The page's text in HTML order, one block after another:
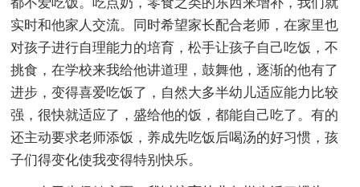
实时和他家人交流。同时希望家长配合老师，在家里也
对孩子进行自理能力的培育，松手让孩子自己吃饭，不
挑食，在学校来我给他讲道理，鼓舞他，逐渐的他有了
进步，变得喜爱吃饭了，自然大多半幼儿适应能力比较
强，很快就适应了，盛给他的饭，都能自己吃了。有的
还主动要求老师添饭，养成先吃饭后喝汤的好习惯，孩
子们得变化使我变得特别快乐。